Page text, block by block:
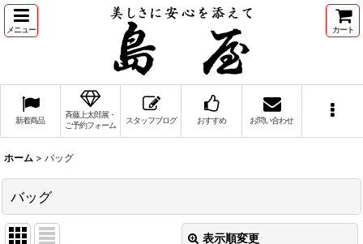
メニュー カート
新着商品
斉藤上太郎展・
ご予約フォーム
スタッフブログ おすすめ お問い合わせ
ホーム > バッグ
バッグ
表示順変更